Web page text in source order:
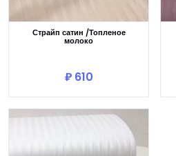
Страйп сатин /Топленое
молоко
₽ 610